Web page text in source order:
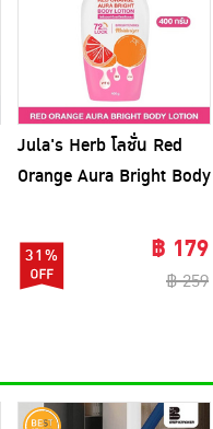
Jula's Herb โลชั่น Red
Orange Aura Bright Body
31% ฿ 179
฿ 259